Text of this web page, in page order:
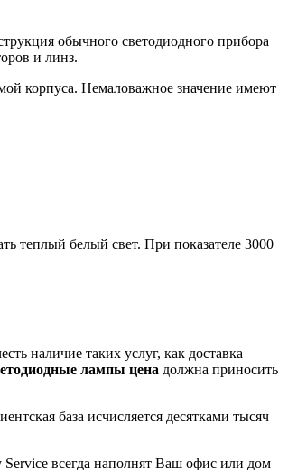
обычного светодиодного прибора
и линз.
корпуса. Немаловажное значение имеют
теплый белый свет. При показателе 3000
наличие таких услуг, как доставка
лампы цена должна приносить
база исчисляется десятками тысяч
всегда наполнят Ваш офис или дом